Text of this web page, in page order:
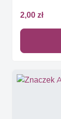
2,00 zł